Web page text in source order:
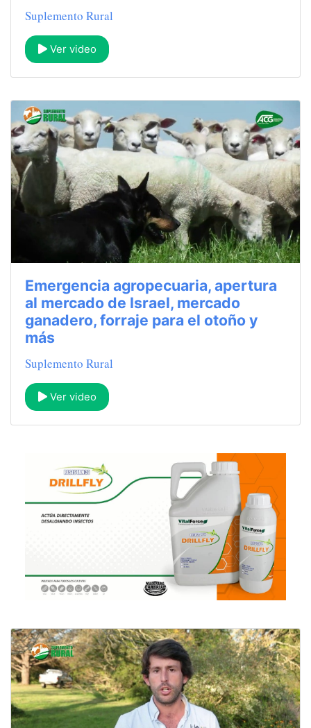
Suplemento Rural
Ver video
Emergencia agropecuaria, apertura
al mercado de Israel, mercado
ganadero, forraje para el otoño y
más
Suplemento Rural
Ver video